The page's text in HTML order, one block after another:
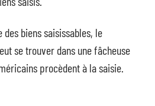
biens saisissables, le
se trouver dans une fâcheuse
procèdent à la saisie.